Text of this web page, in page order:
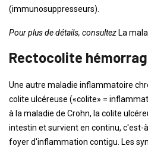
(immunosuppresseurs).
Pour plus de détails, consultez La
Rectocolite
Une autre maladie inflammatoire
colite ulcéreuse («colite» =
à la maladie de Crohn, la colite
intestin et survient en continu, c'est-
foyer d'inflammation contigu. Les